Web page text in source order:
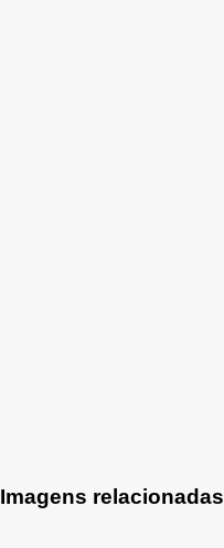
Imagens relacionadas